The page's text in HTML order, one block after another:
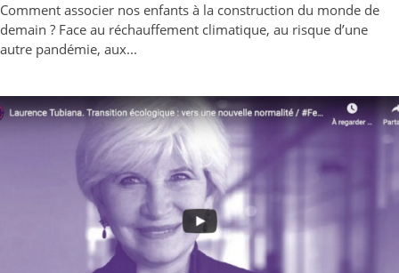
Comment associer nos enfants à la construction du monde de
demain ? Face au réchauffement climatique, au risque d’une
autre pandémie, aux...